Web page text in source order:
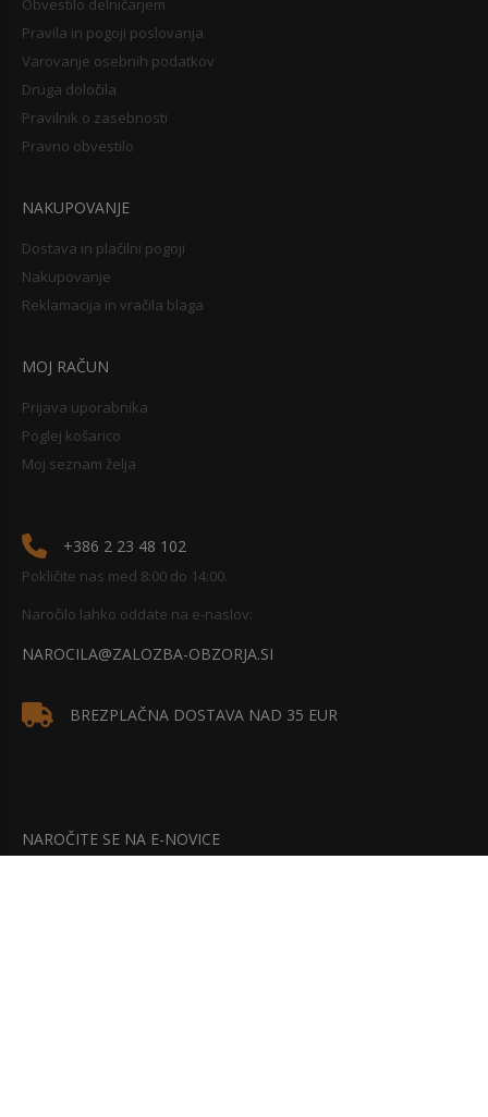
Obvestilo delničarjem
Pravila in pogoji poslovanja
Varovanje osebnih podatkov
Druga določila
Pravilnik o zasebnosti
Pravno obvestilo
NAKUPOVANJE
Dostava in plačilni pogoji
Nakupovanje
Reklamacija in vračila blaga
MOJ RAČUN
Prijava uporabnika
Poglej košarico
Moj seznam želja
+386 2 23 48 102
Pokličite nas med 8:00 do 14:00.
Naročilo lahko oddate na e-naslov:
NAROCILA@ZALOZBA-OBZORJA.SI
BREZPLAČNA DOSTAVA NAD 35 EUR
NAROČITE SE NA E-NOVICE